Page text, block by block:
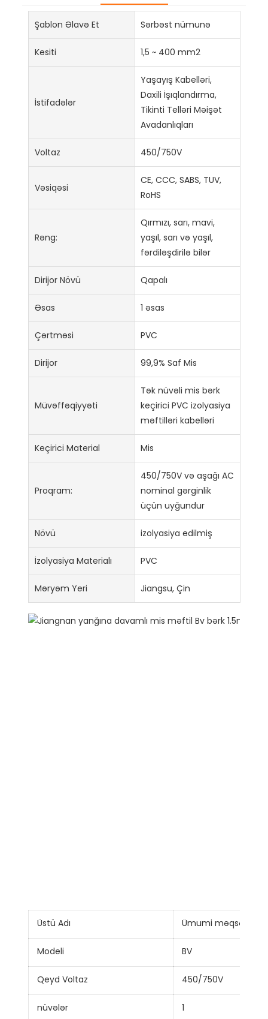
Şablon Əlavə Et Sərbəst nümunə
Kesiti 1,5 ~ 400 mm2
İstifadələr
Yaşayış Kabelləri,
Daxili İşıqlandırma,
Tikinti Telləri Məişət
Avadanlıqları
Voltaz 450/750V
Vəsiqəsi
CE, CCC, SABS, TUV,
RoHS
Rəng:
Qırmızı, sarı, mavi,
yaşıl, sarı və yaşıl,
fərdiləşdirilə bilər
Dirijor Növü Qapalı
Əsas 1 əsas
Çərtməsi PVC
Dirijor 99,9% Saf Mis
Müvəffəqiyyəti
Tək nüvəli mis bərk
keçirici PVC izolyasiya
məftilləri kabelləri
Keçirici Material Mis
Proqram:
450/750V və aşağı AC
nominal gərginlik
üçün uyğundur
Növü izolyasiya edilmiş
İzolyasiya Materialı PVC
Məryəm Yeri Jiangsu, Çin
Üstü Adı Ümumi məqsədlər
Modeli BV
Qeyd Voltaz 450/750V
nüvələr 1